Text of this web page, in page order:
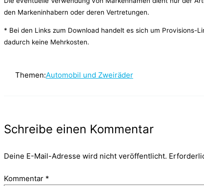
den Markeninhabern oder deren Vertretungen.
* Bei den Links zum Download handelt es sich um Provisions-
dadurch keine Mehrkosten.
Themen:Automobil und Zweiräder
Schreibe einen Kommentar
Deine E-Mail-Adresse wird nicht veröffentlicht.
Kommentar *